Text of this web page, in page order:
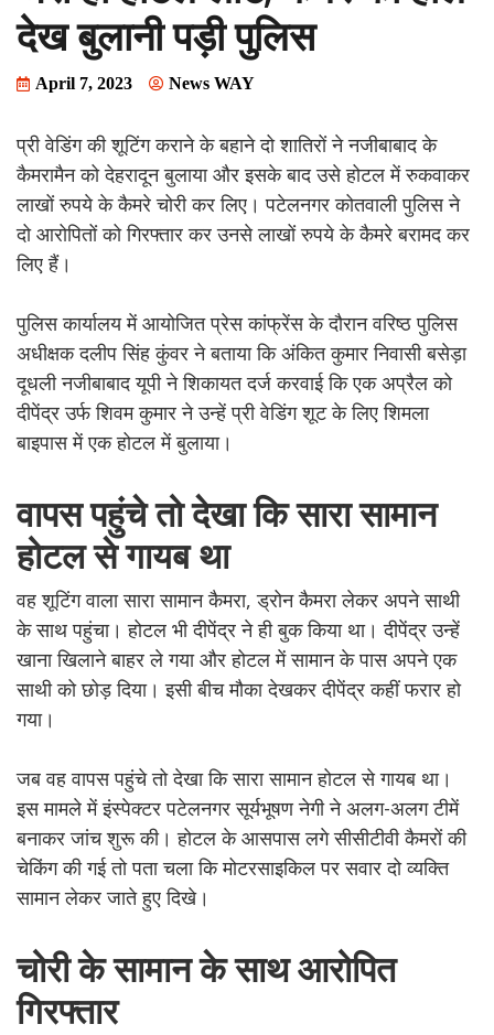
देख बुलानी पड़ी पुलिस
April 7, 2023 News WAY
प्री वेडिंग की शूटिंग कराने के बहाने दो शातिरों ने नजीबाबाद के
कैमरामैन को देहरादून बुलाया और इसके बाद उसे होटल में रुकवाकर
लाखों रुपये के कैमरे चोरी कर लिए। पटेलनगर कोतवाली पुलिस ने
दो आरोपितों को गिरफ्तार कर उनसे लाखों रुपये के कैमरे बरामद कर
लिए हैं।
पुलिस कार्यालय में आयोजित प्रेस कांफ्रेंस के दौरान वरिष्ठ पुलिस
अधीक्षक दलीप सिंह कुंवर ने बताया कि अंकित कुमार निवासी बसेड़ा
दूधली नजीबाबाद यूपी ने शिकायत दर्ज करवाई कि एक अप्रैल को
दीपेंद्र उर्फ शिवम कुमार ने उन्हें प्री वेडिंग शूट के लिए शिमला
बाइपास में एक होटल में बुलाया।
वापस पहुंचे तो देखा कि सारा सामान
होटल से गायब था
वह शूटिंग वाला सारा सामान कैमरा, ड्रोन कैमरा लेकर अपने साथी
के साथ पहुंचा। होटल भी दीपेंद्र ने ही बुक किया था। दीपेंद्र उन्हें
खाना खिलाने बाहर ले गया और होटल में सामान के पास अपने एक
साथी को छोड़ दिया। इसी बीच मौका देखकर दीपेंद्र कहीं फरार हो
गया।
जब वह वापस पहुंचे तो देखा कि सारा सामान होटल से गायब था।
इस मामले में इंस्पेक्टर पटेलनगर सूर्यभूषण नेगी ने अलग-अलग टीमें
बनाकर जांच शुरू की। होटल के आसपास लगे सीसीटीवी कैमरों की
चेकिंग की गई तो पता चला कि मोटरसाइकिल पर सवार दो व्यक्ति
सामान लेकर जाते हुए दिखे।
चोरी के सामान के साथ आरोपित
गिरफ्तार